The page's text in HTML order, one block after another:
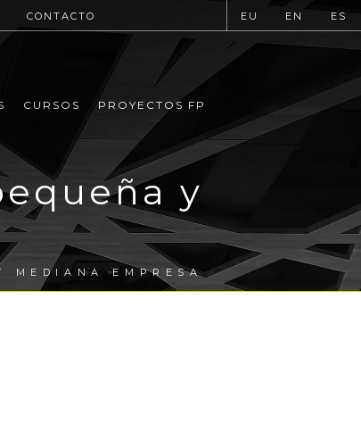
CONTACTO EU EN ES
CURSOS PROYECTOS FP
y
MEDIANA EMPRESA